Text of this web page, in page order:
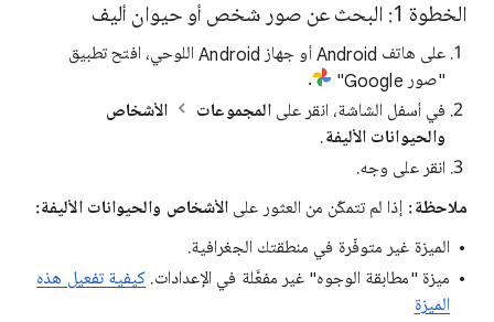
الخطوة 1: البحث عن صور شخص أو حيوان أليف
على هاتف Android أو جهاز Android اللوحي، افتح تطبيق
"صور Google"
.
في أسفل الشاشة، انقر على المجموعات
الأشخاص
والحيوانات الأليفة.
انقر على وجه.
ملاحظة: إذا لم تتمكّن من العثور على الأشخاص والحيوانات الأليفة:
الميزة غير متوفّرة في منطقتك الجغرافية.
ميزة "مطابقة الوجوه" غير مفعَّلة في الإعدادات. كيفية تفعيل هذه
الميزة